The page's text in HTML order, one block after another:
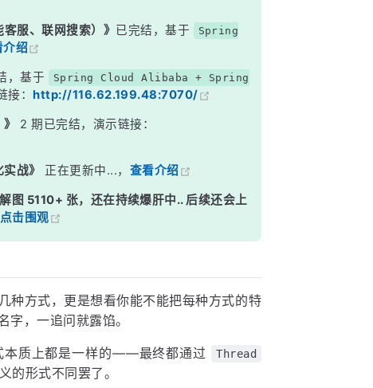
服、联网搜索）》 已完结，基于
Spring
介绍
，基于
Spring Cloud Alibaba + Spring
接：http://116.62.199.48:7070/
2 期已完结，演示链接：
战》 正在更新中...， 查看介绍
图 5110+ 张，还在持续爆肝中.. 后续还会上
点击围观
种方式，更是想看你能不能把每种方式的特
字，一追问就露馅。
本质上都是一样的——最终都通过 Thread
的形式不同罢了。